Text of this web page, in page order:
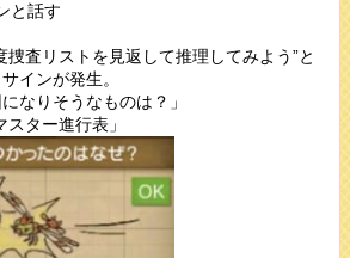
と話す
捜査リストを見返して推理してみよう”と
インが発生。
なりそうなものは？」
スター進行表」